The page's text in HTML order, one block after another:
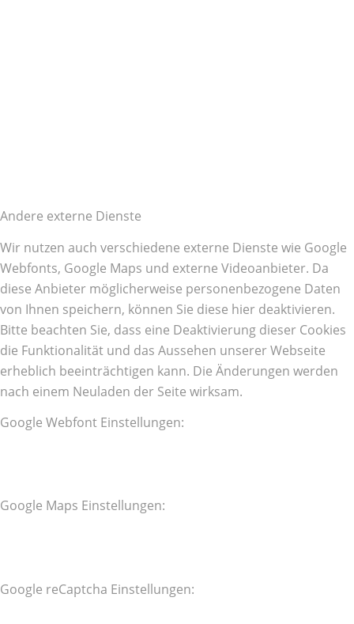
Andere externe Dienste
Wir nutzen auch verschiedene externe Dienste wie Google
Webfonts, Google Maps und externe Videoanbieter. Da
diese Anbieter möglicherweise personenbezogene Daten
von Ihnen speichern, können Sie diese hier deaktivieren.
Bitte beachten Sie, dass eine Deaktivierung dieser Cookies
die Funktionalität und das Aussehen unserer Webseite
erheblich beeinträchtigen kann. Die Änderungen werden
nach einem Neuladen der Seite wirksam.
Google Webfont Einstellungen:
Google Maps Einstellungen:
Google reCaptcha Einstellungen: